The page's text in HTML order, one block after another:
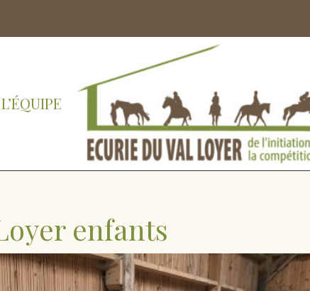
L’ÉQUIPE
enfants